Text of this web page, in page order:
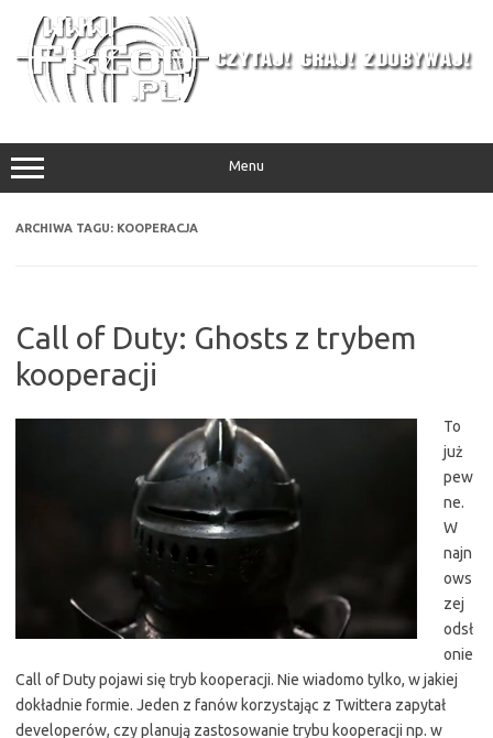
treści
Menu
ARCHIWA TAGU: KOOPERACJA
Call of Duty: Ghosts z trybem
kooperacji
To
już
pew
ne.
W
najn
ows
zej
odsł
onie
Call of Duty pojawi się tryb kooperacji. Nie wiadomo tylko, w jakiej
dokładnie formie. Jeden z fanów korzystając z Twittera zapytał
developerów, czy planują zastosowanie trybu kooperacji np. w